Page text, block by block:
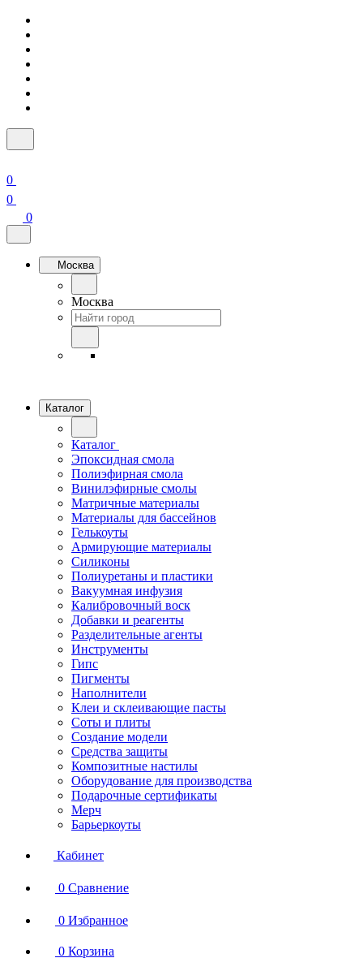
0
0
0
Москва
Москва
Каталог
Каталог
Эпоксидная смола
Полиэфирная смола
Винилэфирные смолы
Матричные материалы
Материалы для бассейнов
Гелькоуты
Армирующие материалы
Силиконы
Полиуретаны и пластики
Вакуумная инфузия
Калибровочный воск
Добавки и реагенты
Разделительные агенты
Инструменты
Гипс
Пигменты
Наполнители
Клеи и склеивающие пасты
Соты и плиты
Создание модели
Средства защиты
Композитные настилы
Оборудование для производства
Подарочные сертификаты
Мерч
Барьеркоуты
Кабинет
0 Сравнение
0 Избранное
0 Корзина